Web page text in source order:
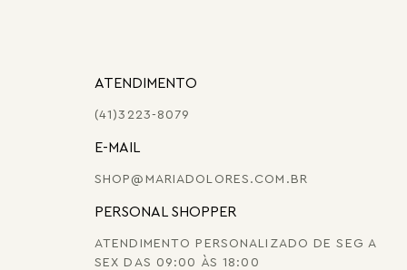
ATENDIMENTO
(41)3223-8079
E-MAIL
SHOP@MARIADOLORES.COM.BR
PERSONAL SHOPPER
ATENDIMENTO PERSONALIZADO DE SEG A
SEX DAS 09:00 ÀS 18:00